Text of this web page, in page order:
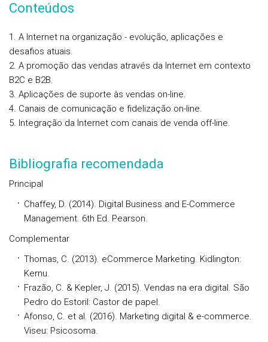
Conteúdos
1. A Internet na organização - evolução, aplicações e
desafios atuais.
2. A promoção das vendas através da Internet em contexto
B2C e B2B.
3. Aplicações de suporte às vendas on-line.
4. Canais de comunicação e fidelização on-line.
5. Integração da Internet com canais de venda off-line.
Bibliografia recomendada
Principal
Chaffey, D. (2014). Digital Business and E-Commerce
Management. 6th Ed. Pearson.
Complementar
Thomas, C. (2013). eCommerce Marketing. Kidlington:
Kernu.
Frazão, C. & Kepler, J. (2015). Vendas na era digital. São
Pedro do Estoril: Castor de papel.
Afonso, C. et al. (2016). Marketing digital & e-commerce.
Viseu: Psicosoma.